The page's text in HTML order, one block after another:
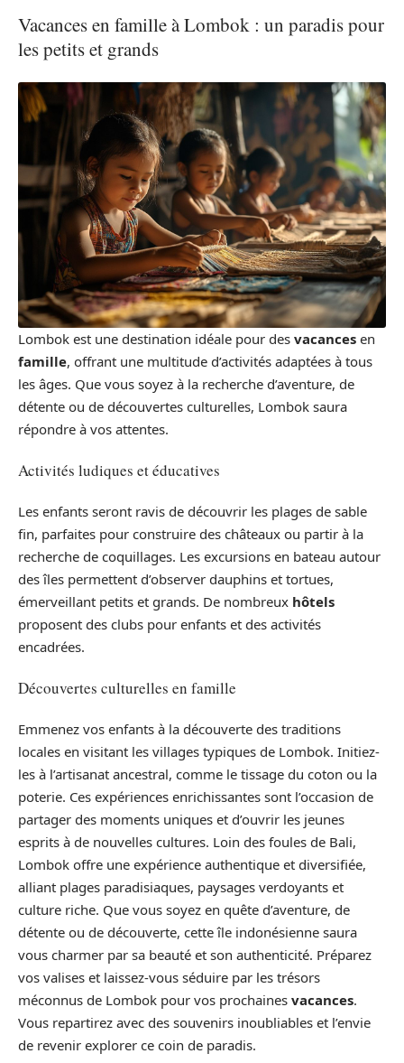
Vacances en famille à Lombok : un paradis pour
les petits et grands
Lombok est une destination idéale pour des vacances en
famille, offrant une multitude d’activités adaptées à tous
les âges. Que vous soyez à la recherche d’aventure, de
détente ou de découvertes culturelles, Lombok saura
répondre à vos attentes.
Activités ludiques et éducatives
Les enfants seront ravis de découvrir les plages de sable
fin, parfaites pour construire des châteaux ou partir à la
recherche de coquillages. Les excursions en bateau autour
des îles permettent d’observer dauphins et tortues,
émerveillant petits et grands. De nombreux hôtels
proposent des clubs pour enfants et des activités
encadrées.
Découvertes culturelles en famille
Emmenez vos enfants à la découverte des traditions
locales en visitant les villages typiques de Lombok. Initiez-
les à l’artisanat ancestral, comme le tissage du coton ou la
poterie. Ces expériences enrichissantes sont l’occasion de
partager des moments uniques et d’ouvrir les jeunes
esprits à de nouvelles cultures. Loin des foules de Bali,
Lombok offre une expérience authentique et diversifiée,
alliant plages paradisiaques, paysages verdoyants et
culture riche. Que vous soyez en quête d’aventure, de
détente ou de découverte, cette île indonésienne saura
vous charmer par sa beauté et son authenticité. Préparez
vos valises et laissez-vous séduire par les trésors
méconnus de Lombok pour vos prochaines vacances.
Vous repartirez avec des souvenirs inoubliables et l’envie
de revenir explorer ce coin de paradis.